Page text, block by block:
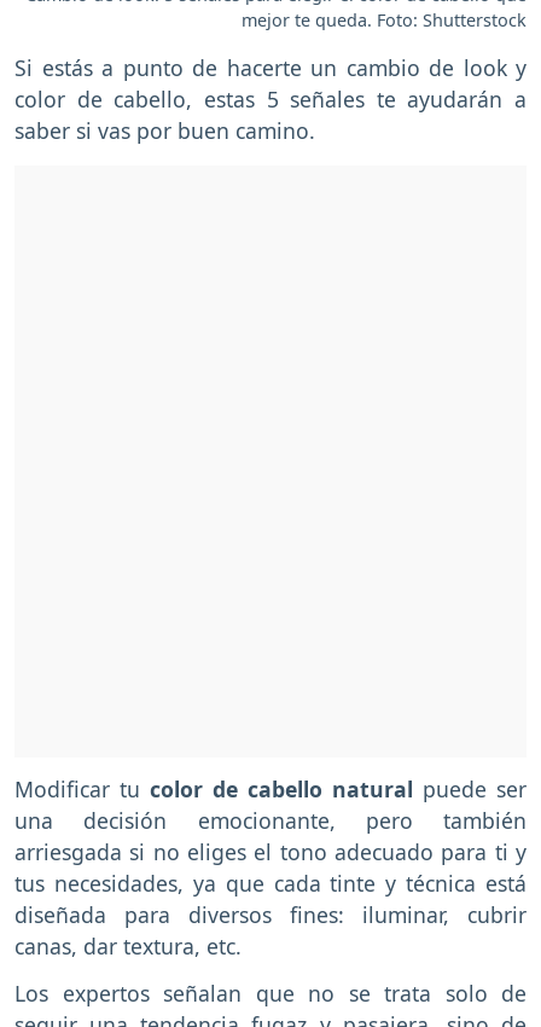
mejor te queda. Foto: Shutterstock
Si estás a punto de hacerte un cambio de look y
color de cabello, estas 5 señales te ayudarán a
saber si vas por buen camino.
Modificar tu color de cabello natural puede ser
una decisión emocionante, pero también
arriesgada si no eliges el tono adecuado para ti y
tus necesidades, ya que cada tinte y técnica está
diseñada para diversos fines: iluminar, cubrir
canas, dar textura, etc.
Los expertos señalan que no se trata solo de